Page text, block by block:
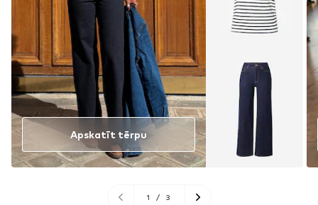
Apskatīt tērpu
1 / 3